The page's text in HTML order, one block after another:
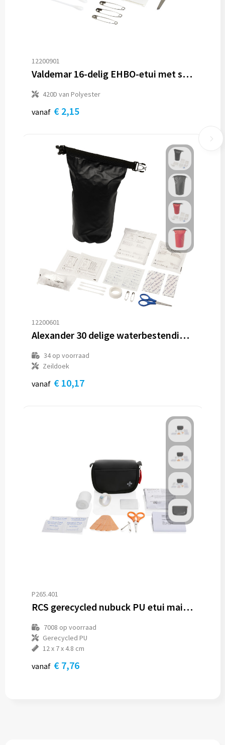
12200901
Valdemar 16-delig EHBO-etui met sleutelring
420D van Polyester
vanaf € 2,15
12200601
Alexander 30 delige waterbestendige EHBO-tas
34op voorraad
Zeildoek
vanaf € 10,17
P265.401
RCS gerecycled nubuck PU etui mailable EHBO-set
7008 op voorraad
Gerecycled PU
12 x 7 x 4.8 cm
vanaf € 7,76